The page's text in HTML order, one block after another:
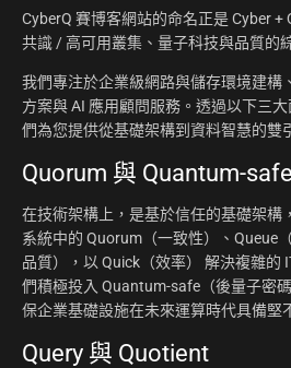
CyberQ 賽博客網站的命名正是 Cyber +
共識 / 高可用叢集、量子科技與品質的
我們專注於企業級網路與儲存環境建構
方案與 AI 應用顧問服務。透過以下三
們為您提供從基礎架構到資料智慧的雙
Quorum 與 Quantum-safe
在技術架構上，是基於信任的基礎架構
系統中的 Quorum（一致性）、Queue
品質），以 Quick（效率） 解決複雜的
們積極投入 Quantum-safe（後量子密
保企業基礎設施在未來運算時代具備堅
Query 與 Quotient